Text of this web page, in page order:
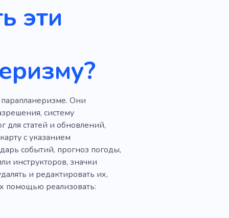
Паспорт
эти
Они
систему
для статей и обновлений,
с указанием
событий, прогноз погоды,
инструкторов, значки
и редактировать их,
помощью реализовать: